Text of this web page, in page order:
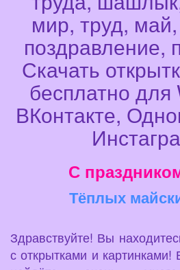
мир, труд,
поздравление,
Скачать
бесплатно для
ВКонтакте,
С
Тёплых
Здравствуйте! Вы
с открытками и